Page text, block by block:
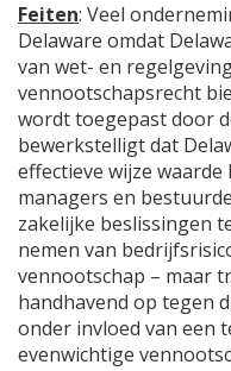
Feiten: Veel
Delaware omdat
van wet- en
vennootschapsrecht
wordt toegepast door
bewerkstelligt dat
effectieve wijze
managers en
zakelijke beslissingen
nemen van
vennootschap – maar
handhavend op tegen
onder invloed van een
evenwichtige